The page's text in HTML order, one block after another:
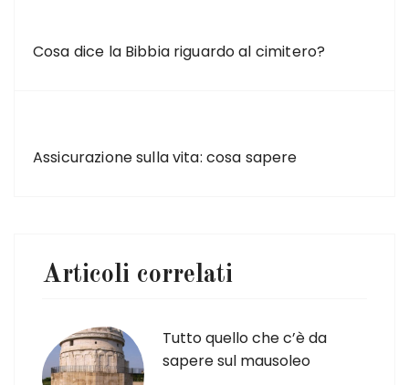
Cosa dice la Bibbia riguardo al cimitero?
Assicurazione sulla vita: cosa sapere
Articoli correlati
Tutto quello che c’è da
sapere sul mausoleo